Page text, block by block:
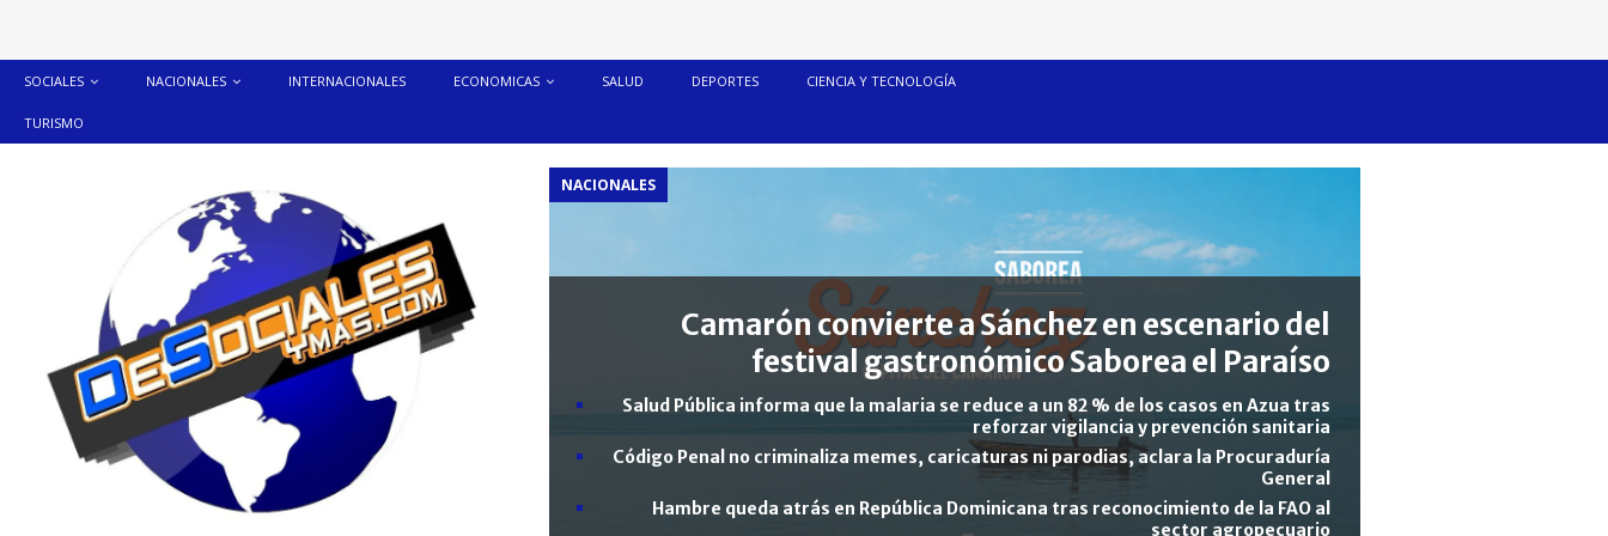
SOCIALES NACIONALES INTERNACIONALES ECONOMICAS SALUD DEPORTES CIENCIA Y TECNOLOGÍA
TURISMO
NACIONALES
Camarón convierte a Sánchez en escenario del
festival gastronómico Saborea el Paraíso
Salud Pública informa que la malaria se reduce a un 82 % de los casos en Azua tras
reforzar vigilancia y prevención sanitaria
Código Penal no criminaliza memes, caricaturas ni parodias, aclara la Procuraduría
General
Hambre queda atrás en República Dominicana tras reconocimiento de la FAO al
sector agropecuario